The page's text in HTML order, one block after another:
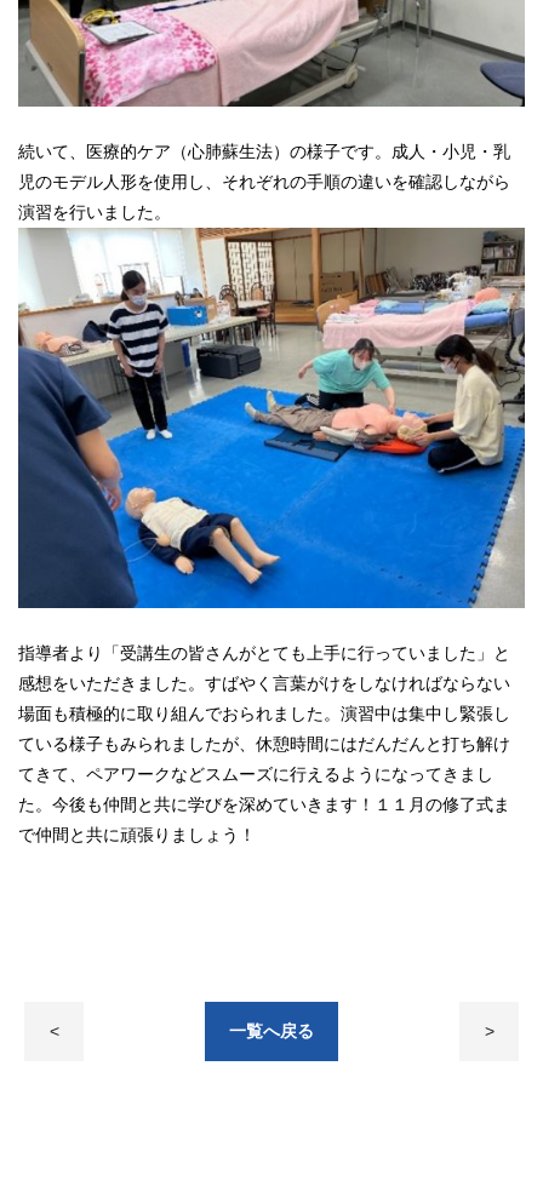
続いて、医療的ケア（心肺蘇生法）の様子です。成人・小児・乳
児のモデル人形を使用し、それぞれの手順の違いを確認しながら
演習を行いました。
指導者より「受講生の皆さんがとても上手に行っていました」と
感想をいただきました。すばやく言葉がけをしなければならない
場面も積極的に取り組んでおられました。演習中は集中し緊張し
ている様子もみられましたが、休憩時間にはだんだんと打ち解け
てきて、ペアワークなどスムーズに行えるようになってきまし
た。今後も仲間と共に学びを深めていきます！１１月の修了式ま
で仲間と共に頑張りましょう！
< 一覧へ戻る >